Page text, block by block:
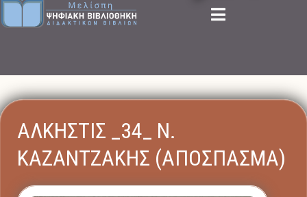
ΑΛΚΗΣΤΙΣ _34_ Ν.
ΚΑΖΑΝΤΖΑΚΗΣ (ΑΠΟΣΠΑΣΜΑ)